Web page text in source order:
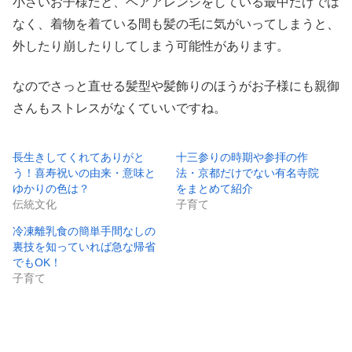
なく、着物を着ている間も髪の毛に気がいってしまうと、
外したり崩したりしてしまう可能性があります。
なのでさっと直せる髪型や髪飾りのほうがお子様にも親御
さんもストレスがなくていいですね。
長生きしてくれてありがと
う！喜寿祝いの由来・意味と
ゆかりの色は？
伝統文化
十三参りの時期や参拝の作
法・京都だけでない有名寺院
をまとめて紹介
子育て
冷凍離乳食の簡単手間なしの
裏技を知っていれば急な帰省
でもOK！
子育て